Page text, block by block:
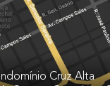
Cruz Alta